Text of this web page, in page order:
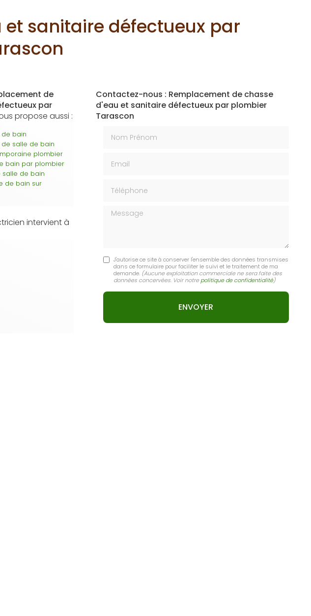
sanitaire défectueux par
de
par
propose aussi :
de bain
salle de bain
plombier
bain par plombier
salle de bain
de bain sur
intervient à
Contactez-nous : Remplacement de chasse
d'eau et sanitaire défectueux par plombier
Tarascon
Message
J'autorise ce site à conserver l'ensemble des données transmises
dans ce formulaire pour faciliter le suivi et le traitement de ma
demande. (Aucune exploitation commerciale ne sera faite des
données concervées. Voir notrepolitique de confidentialité)